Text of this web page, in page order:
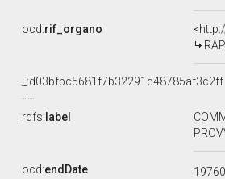
ocd:rif_organo
_:d03bfbc5681f7b32291d48785af3c2ff
rdfs: label
ocd:endDate